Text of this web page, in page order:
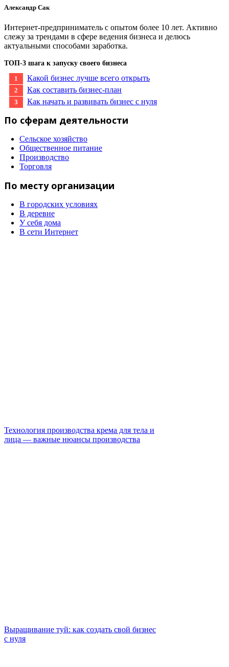
Александр Сак
Интернет-предприниматель с опытом более 10 лет. Активно
слежу за трендами в сфере ведения бизнеса и делюсь
актуальными способами заработка.
ТОП-3 шага к запуску своего бизнеса
Какой бизнес лучше всего открыть
Как составить бизнес-план
Как начать и развивать бизнес с нуля
По сферам деятельности
Сельское хозяйство
Общественное питание
Производство
Торговля
По месту организации
В городских условиях
В деревне
У себя дома
В сети Интернет
Технология производства крема для тела и
лица — важные нюансы производства
Выращивание туй: как создать свой бизнес
с нуля